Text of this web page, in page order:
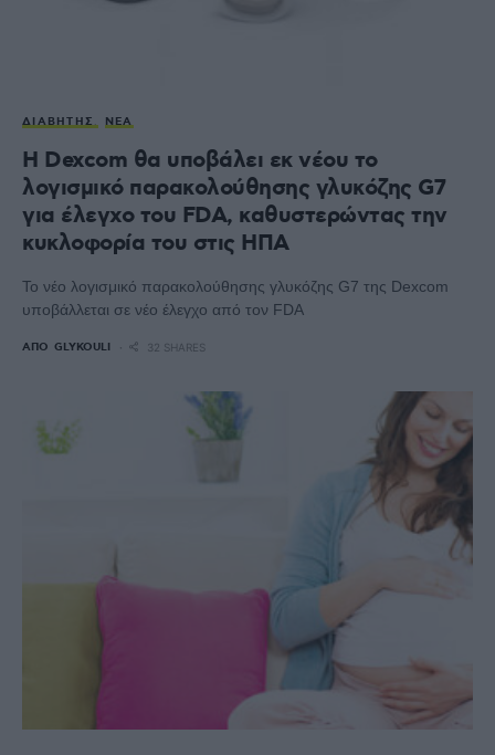
ΔΙΑΒΉΤΗΣ ΝΈΑ
Η Dexcom θα υποβάλει εκ νέου το
λογισμικό παρακολούθησης γλυκόζης G7
για έλεγχο του FDA, καθυστερώντας την
κυκλοφορία του στις ΗΠΑ
Το νέο λογισμικό παρακολούθησης γλυκόζης G7 της Dexcom
υποβάλλεται σε νέο έλεγχο από τον FDA
ΑΠΌ GLYKOULI 32 SHARES